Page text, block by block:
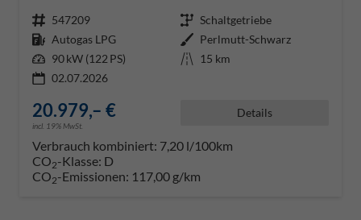
Fahrzeugnr. 547209 Getriebe Schaltgetriebe
Kraftstoff Autogas LPG Außenfarbe Perlmutt-Schwarz
Leistung 90 kW (122 PS) Kilometerstand 15 km
02.07.2026
20.979,– €
incl. 19% MwSt.
Details
Verbrauch kombiniert: 7,20 l/100km
CO2-Klasse: D
CO2-Emissionen: 117,00 g/km